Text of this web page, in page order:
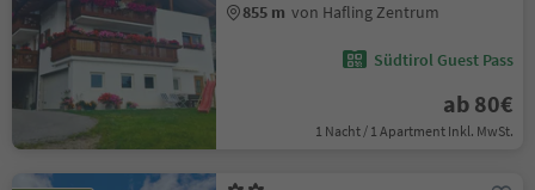
855 m von Hafling Zentrum
Südtirol Guest Pass
ab 80€
1 Nacht / 1 Apartment Inkl. MwSt.